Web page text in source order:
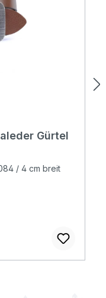
5 von 5 Sternen
Gürtel
/ 4 cm breit